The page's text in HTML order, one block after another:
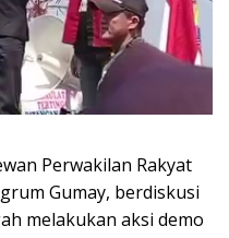
Perwakilan Rakyat
Gumay, berdiskusi
melakukan aksi demo